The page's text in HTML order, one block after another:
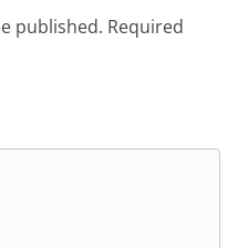
published. Required